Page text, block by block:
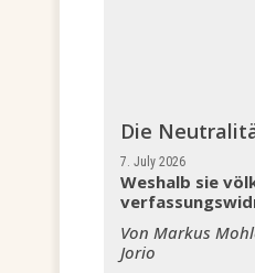
Die
7. July 2026
Weshalb sie
Von Markus
Jorio